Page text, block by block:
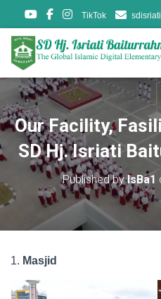
TikTok
Our Facility,
SD Hj. Isriati
Published byIsBa1
1. Masjid